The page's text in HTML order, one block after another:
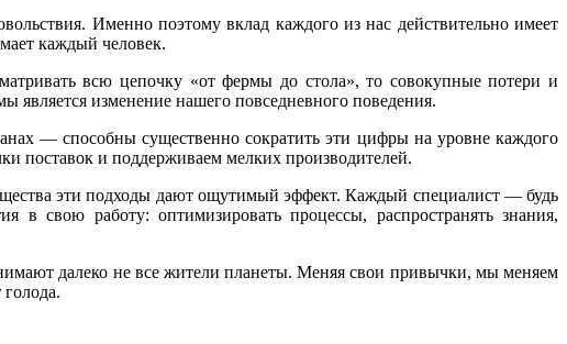
Именно поэтому вклад каждого из нас действительно имеет
каждый человек.
всю цепочку «от фермы до стола», то совокупные потери и
изменение нашего повседневного поведения.
— способны существенно сократить эти цифры на уровне каждого
поставок и поддерживаем мелких производителей.
эти подходы дают ощутимый эффект. Каждый специалист — будь
свою работу: оптимизировать процессы, распространять знания,
далеко не все жители планеты. Меняя свои привычки, мы меняем